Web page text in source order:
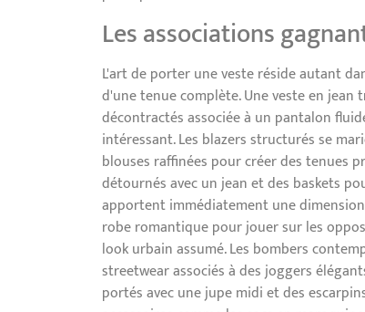
Les associations
L'art de porter une veste réside autant
d'une tenue complète. Une veste en
décontractés associée à un pantalon
intéressant. Les blazers structurés se
blouses raffinées pour créer des tenues
détournés avec un jean et des baskets
apportent immédiatement une
robe romantique pour jouer sur les
look urbain assumé. Les bombers
streetwear associés à des joggers
portés avec une jupe midi et des